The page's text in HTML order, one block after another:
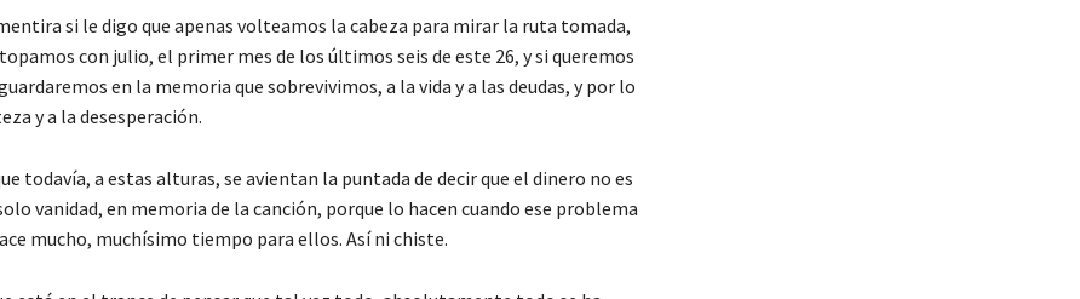
si le digo que apenas volteamos la cabeza para mirar la ruta tomada,
con julio, el primer mes de los últimos seis de este 26, y si queremos
en la memoria que sobrevivimos, a la vida y a las deudas, y por lo
y a la desesperación.
todavía, a estas alturas, se avientan la puntada de decir que el dinero no es
vanidad, en memoria de la canción, porque lo hacen cuando ese problema
mucho, muchísimo tiempo para ellos. Así ni chiste.